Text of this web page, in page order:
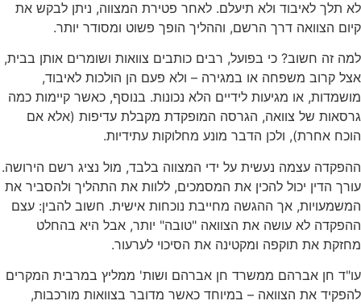
לא תלך לאיבוד ולא תיעלם. לאחר פטירת המצווה, ניתן לבקש את
קיום הצוואה דרך הרשם, וההליך הופך פשוט ומסודר יותר.
למה זה חשוב? כי בפועל, רבים כותבים צוואות ושומרים אותן בבית,
אצל קרוב משפחה או במגירה – ולא פעם הן הולכות לאיבוד,
מושמדות, או מגיעות לידיים הלא נכונות. בנוסף, כאשר קיימות כמה
גרסאות של צוואה, הגרסה המופקדת מקבלת עדיפות (אלא אם
הוכח אחרת), ולכן הדבר מונע מחלוקות עתידיות.
ההפקדה עצמה נעשית על ידי המצווה בלבד, מול נציג רשם הירושה.
עורך הדין יכול להכין את המסמכים, ללוות את התהליך ולהסביר את
המשמעויות, אך ההגשה מחייבת נוכחות אישית. חשוב להבין: עצם
ההפקדה לא עושה את הצוואה "טובה" יותר, אבל היא בהחלט
מחזקת את תוקפה ומקטינה את הסיכוי לערעור.
עו"ד חן אברהם ממשרד חן אברהם ושות' ממליץ במרבית המקרים
להפקיד את הצוואה – במיוחד כאשר מדובר בצוואות מורכבות,